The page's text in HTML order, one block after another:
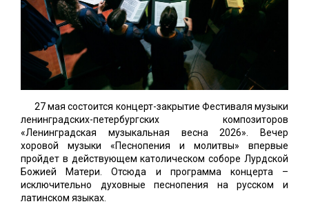
27 мая состоится концерт-закрытие Фестиваля музыки
ленинградских-петербургских композиторов
«Ленинградская музыкальная весна 2026». Вечер
хоровой музыки «Песнопения и молитвы» впервые
пройдет в действующем католическом соборе Лурдской
Божией Матери. Отсюда и программа концерта –
исключительно духовные песнопения на русском и
латинском языках.